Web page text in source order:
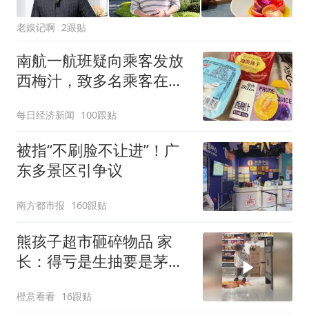
老娱记啊 2跟贴
南航一航班疑向乘客发放
西梅汁，致多名乘客在飞
客：机上100多人只有2个
厕所；客服回应：并非每
架飞机都会发放西梅汁
每日经济新闻 100跟贴
被指“不刷脸不让进”！广
东多景区引争议
南方都市报 160跟贴
熊孩子超市砸碎物品 家
长：得亏是生抽要是茅台
橙意看看 16跟贴